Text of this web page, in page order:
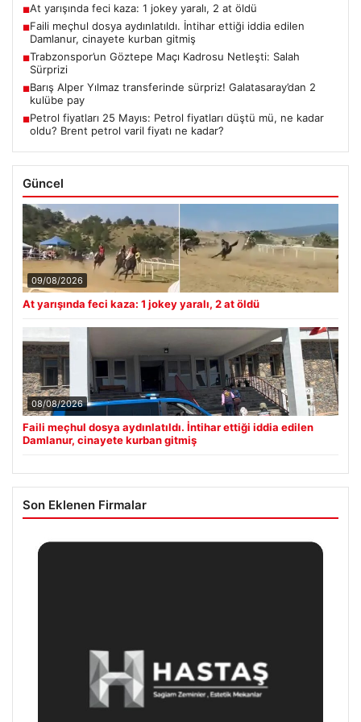
■At yarışında feci kaza: 1 jokey yaralı, 2 at öldü
■Faili meçhul dosya aydınlatıldı. İntihar ettiği iddia edilen
Damlanur, cinayete kurban gitmiş
■Trabzonspor’un Göztepe Maçı Kadrosu Netleşti: Salah
Sürprizi
■Barış Alper Yılmaz transferinde sürpriz! Galatasaray’dan 2
kulübe pay
■Petrol fiyatları 25 Mayıs: Petrol fiyatları düştü mü, ne kadar
oldu? Brent petrol varil fiyatı ne kadar?
Güncel
09/08/2026
At yarışında feci kaza: 1 jokey yaralı, 2 at öldü
08/08/2026
Faili meçhul dosya aydınlatıldı. İntihar ettiği iddia edilen
Damlanur, cinayete kurban gitmiş
Son Eklenen Firmalar